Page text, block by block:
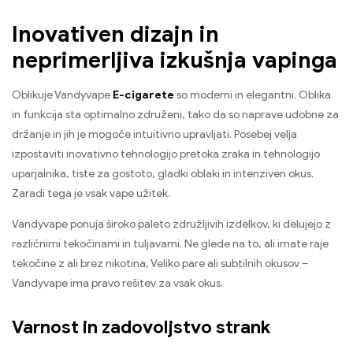
Inovativen dizajn in
neprimerljiva izkušnja vapinga
Oblikuje Vandyvape E-cigarete so moderni in elegantni. Oblika
in funkcija sta optimalno združeni, tako da so naprave udobne za
držanje in jih je mogoče intuitivno upravljati. Posebej velja
izpostaviti inovativno tehnologijo pretoka zraka in tehnologijo
uparjalnika, tiste za gostoto, gladki oblaki in intenziven okus.
Zaradi tega je vsak vape užitek.
Vandyvape ponuja široko paleto združljivih izdelkov, ki delujejo z
različnimi tekočinami in tuljavami. Ne glede na to, ali imate raje
tekočine z ali brez nikotina, Veliko pare ali subtilnih okusov –
Vandyvape ima pravo rešitev za vsak okus.
Varnost in zadovoljstvo strank